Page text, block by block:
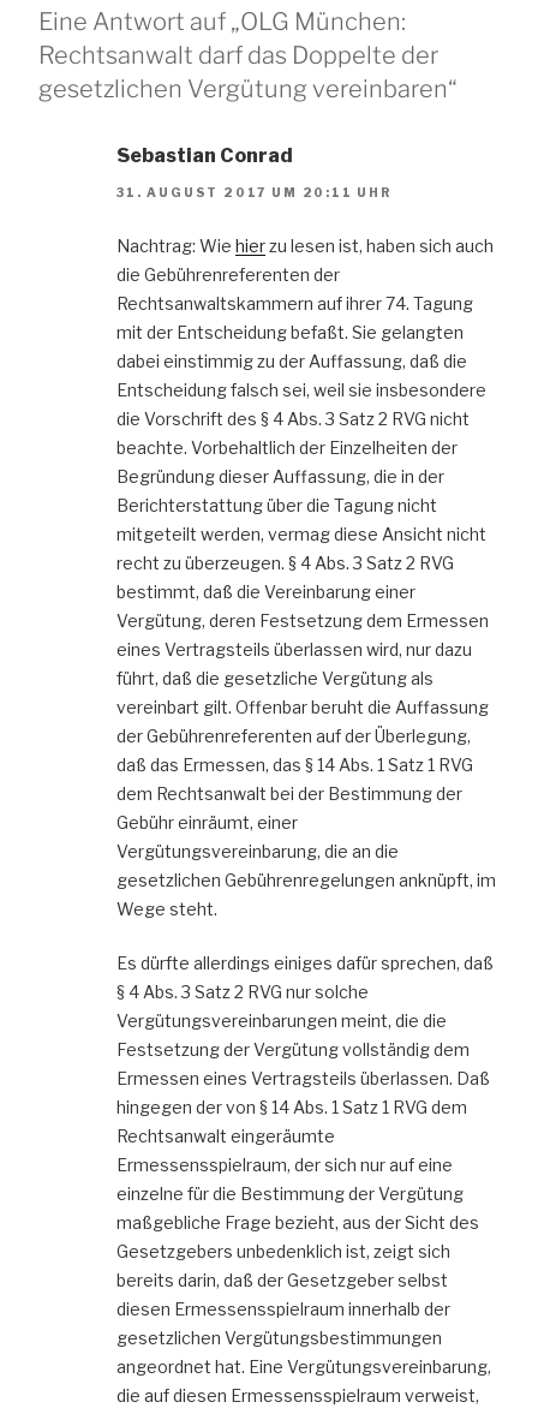
Eine Antwort auf „OLG München:
Rechtsanwalt darf das Doppelte der
gesetzlichen Vergütung vereinbaren“
Sebastian Conrad
31. AUGUST 2017 UM 20:11 UHR
Nachtrag: Wie hierzu lesen ist, haben sich auch
die Gebührenreferenten der
Rechtsanwaltskammern auf ihrer 74. Tagung
mit der Entscheidung befaßt. Sie gelangten
dabei einstimmig zu der Auffassung, daß die
Entscheidung falsch sei, weil sie insbesondere
die Vorschrift des § 4 Abs. 3 Satz 2 RVG nicht
beachte. Vorbehaltlich der Einzelheiten der
Begründung dieser Auffassung, die in der
Berichterstattung über die Tagung nicht
mitgeteilt werden, vermag diese Ansicht nicht
recht zu überzeugen. § 4 Abs. 3 Satz 2 RVG
bestimmt, daß die Vereinbarung einer
Vergütung, deren Festsetzung dem Ermessen
eines Vertragsteils überlassen wird, nur dazu
führt, daß die gesetzliche Vergütung als
vereinbart gilt. Offenbar beruht die Auffassung
der Gebührenreferenten auf der Überlegung,
daß das Ermessen, das § 14 Abs. 1 Satz 1 RVG
dem Rechtsanwalt bei der Bestimmung der
Gebühr einräumt, einer
Vergütungsvereinbarung, die an die
gesetzlichen Gebührenregelungen anknüpft, im
Wege steht.
Es dürfte allerdings einiges dafür sprechen, daß
§ 4 Abs. 3 Satz 2 RVG nur solche
Vergütungsvereinbarungen meint, die die
Festsetzung der Vergütung vollständig dem
Ermessen eines Vertragsteils überlassen. Daß
hingegen der von § 14 Abs. 1 Satz 1 RVG dem
Rechtsanwalt eingeräumte
Ermessensspielraum, der sich nur auf eine
einzelne für die Bestimmung der Vergütung
maßgebliche Frage bezieht, aus der Sicht des
Gesetzgebers unbedenklich ist, zeigt sich
bereits darin, daß der Gesetzgeber selbst
diesen Ermessensspielraum innerhalb der
gesetzlichen Vergütungsbestimmungen
angeordnet hat. Eine Vergütungsvereinbarung,
die auf diesen Ermessensspielraum verweist,